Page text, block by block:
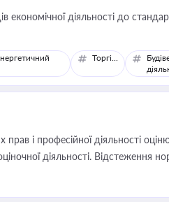
економічної діяльності до
Торгівля
і професійної діяльності
діяльності. Відстеження
бухгалтера під час
суб'єктів оціночної діяльності